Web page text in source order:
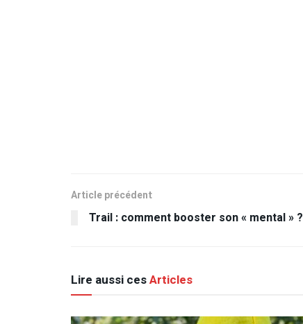
Article précédent
Trail : comment booster son « mental » ?
Lire aussi cesArticles